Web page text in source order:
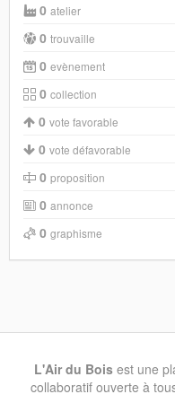
0 atelier
0 trouvaille
0 evènement
0 collection
0 vote favorable
0 vote défavorable
0 proposition
0 annonce
0 graphisme
L'Air du Bois est une
collaboratif ouverte à